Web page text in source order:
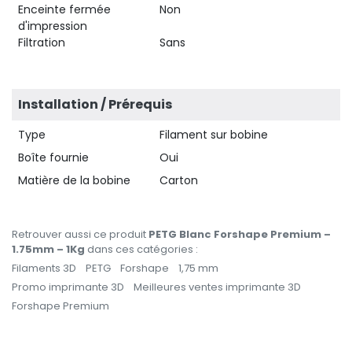
Enceinte fermée
d'impression
Non
Filtration Sans
Installation / Prérequis
Type
Filament sur bobine
Boîte fournie
Oui
Matière de la bobine
Carton
Retrouver aussi ce produit PETG Blanc Forshape Premium –
1.75mm – 1Kg dans ces catégories :
Filaments 3D
PETG Forshape
1,75 mm
Promo imprimante 3D
Meilleures ventes imprimante 3D
Forshape Premium